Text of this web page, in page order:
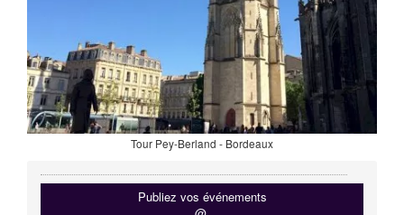
Tour Pey-Berland - Bordeaux
Publiez vos événements